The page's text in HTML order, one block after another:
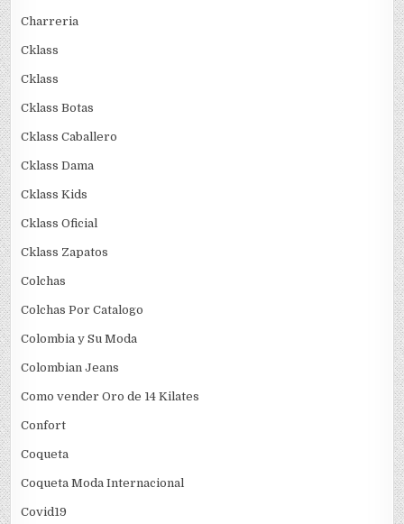
Charreria
Cklass
Cklass
Cklass Botas
Cklass Caballero
Cklass Dama
Cklass Kids
Cklass Oficial
Cklass Zapatos
Colchas
Colchas Por Catalogo
Colombia y Su Moda
Colombian Jeans
Como vender Oro de 14 Kilates
Confort
Coqueta
Coqueta Moda Internacional
Covid19